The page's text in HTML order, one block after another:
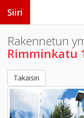
Siiri
Rakennetun
Rimminkatu
Takaisin